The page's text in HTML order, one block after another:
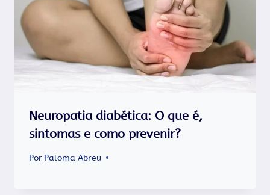
Neuropatia diabética: O que é,
sintomas e como prevenir?
Por Paloma Abreu